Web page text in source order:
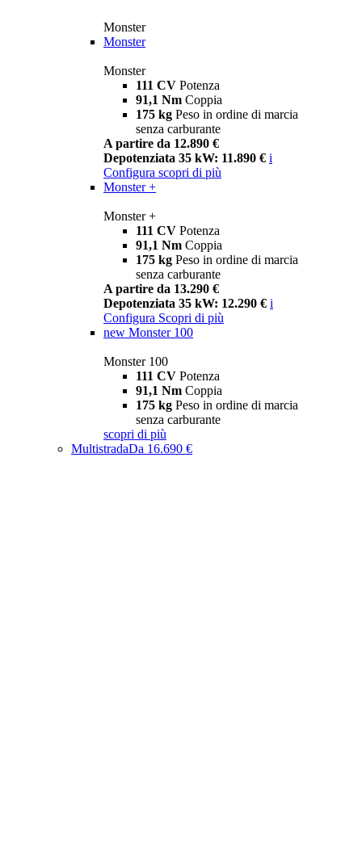
Monster
Monster
Monster
111 CV Potenza
91,1 Nm Coppia
175 kg Peso in ordine di marcia
senza carburante
A partire da 12.890 €
Depotenziata 35 kW: 11.890 € i
Configura scopri di più
Monster +
Monster +
111 CV Potenza
91,1 Nm Coppia
175 kg Peso in ordine di marcia
senza carburante
A partire da 13.290 €
Depotenziata 35 kW: 12.290 € i
Configura Scopri di più
new Monster 100
Monster 100
111 CV Potenza
91,1 Nm Coppia
175 kg Peso in ordine di marcia
senza carburante
scopri di più
MultistradaDa 16.690 €